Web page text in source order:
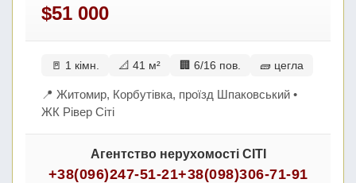
$51 000
🚪 1 кімн. 📐 41 м² 🏢 6/16 пов. 🧱 цегла
📍 Житомир, Корбутівка, проїзд Шпаковський •
ЖК Рівер Сіті
Агентство нерухомості СІТІ
+38(096)247-51-21+38(098)306-71-91